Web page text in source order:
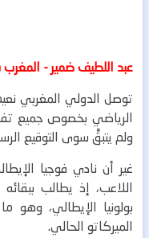
عبد اللطيف ضمير -
توصل الدولي المغربي
الرياضي بخصوص جميع
ولم يتبقَّ سوى التوقيع
غير أن نادي فوجيا
اللاعب، إذ يطالب
بولونيا الإيطالي،
الميركاتو الحالي.